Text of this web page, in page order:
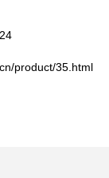
product/35.html